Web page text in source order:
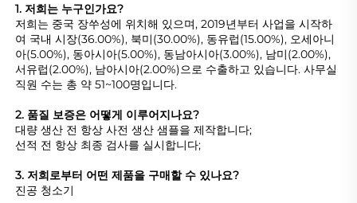
1. 저희는 누구인가요?
저희는 중국 장쑤성에 위치해 있으며, 2019년부터 사업을 시작하
여 국내 시장(36.00%), 북미(30.00%), 동유럽(15.00%), 오세아니
아(5.00%), 동아시아(5.00%), 동남아시아(3.00%), 남미(2.00%),
서유럽(2.00%), 남아시아(2.00%)으로 수출하고 있습니다. 사무실
직원 수는 총 약 51~100명입니다.
2. 품질 보증은 어떻게 이루어지나요?
대량 생산 전 항상 사전 생산 샘플을 제작합니다;
선적 전 항상 최종 검사를 실시합니다;
3. 저희로부터 어떤 제품을 구매할 수 있나요?
진공 청소기